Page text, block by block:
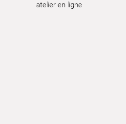
atelier en ligne